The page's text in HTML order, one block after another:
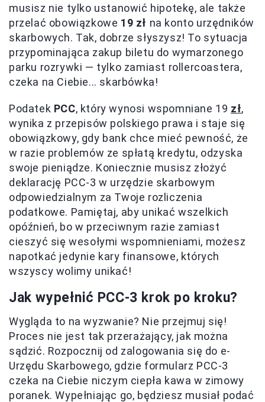
musisz nie tylko ustanowić hipotekę, ale także
przelać obowiązkowe 19 zł na konto urzędników
skarbowych. Tak, dobrze słyszysz! To sytuacja
przypominająca zakup biletu do wymarzonego
parku rozrywki — tylko zamiast rollercoastera,
czeka na Ciebie... skarbówka!
Podatek PCC, który wynosi wspomniane 19 zł,
wynika z przepisów polskiego prawa i staje się
obowiązkowy, gdy bank chce mieć pewność, że
w razie problemów ze spłatą kredytu, odzyska
swoje pieniądze. Koniecznie musisz złożyć
deklarację PCC-3 w urzędzie skarbowym
odpowiedzialnym za Twoje rozliczenia
podatkowe. Pamiętaj, aby unikać wszelkich
opóźnień, bo w przeciwnym razie zamiast
cieszyć się wesołymi wspomnieniami, możesz
napotkać jedynie kary finansowe, których
wszyscy wolimy unikać!
Jak wypełnić PCC-3 krok po kroku?
Wygląda to na wyzwanie? Nie przejmuj się!
Proces nie jest tak przerażający, jak można
sądzić. Rozpocznij od zalogowania się do e-
Urzędu Skarbowego, gdzie formularz PCC-3
czeka na Ciebie niczym ciepła kawa w zimowy
poranek. Wypełniając go, będziesz musiał podać